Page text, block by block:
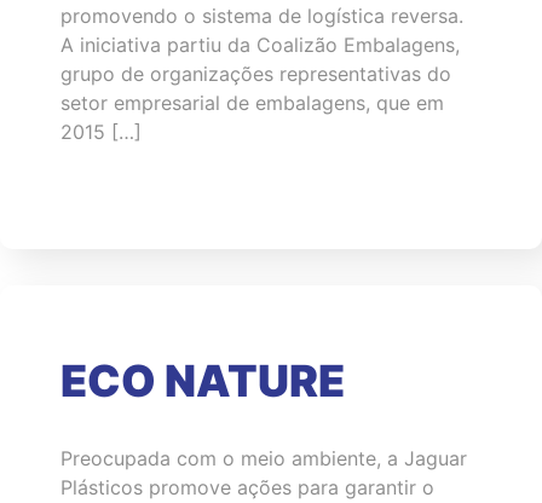
promovendo o sistema de logística reversa.
A iniciativa partiu da Coalizão Embalagens,
grupo de organizações representativas do
setor empresarial de embalagens, que em
2015 […]
ECO NATURE
Preocupada com o meio ambiente, a Jaguar
Plásticos promove ações para garantir o